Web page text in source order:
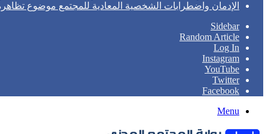
الإدمان واضطرابات الشخصية المعادية للمجتمع موضوع
Sidebar
Random Article
Log In
Instagram
YouTube
Twitter
Facebook
Menu